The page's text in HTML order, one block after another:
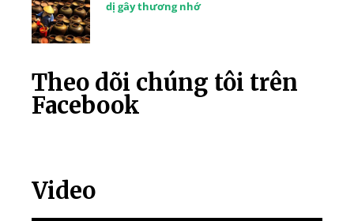
dị gây thương nhớ
Theo dõi chúng tôi trên
Facebook
Video